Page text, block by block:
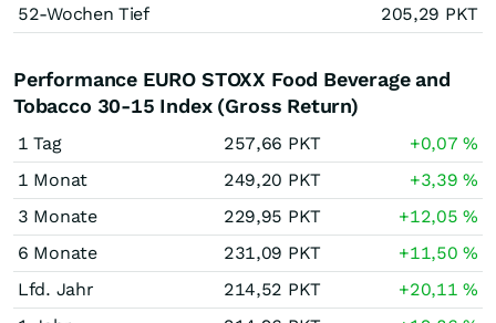
52-Wochen Tief
205,29 PKT
Performance EURO STOXX Food Beverage and
Tobacco 30-15 Index (Gross Return)
1 Tag 257,66 PKT +0,07%
1 Monat
249,20 PKT +3,39%
3 Monate
229,95 PKT +12,05%
6 Monate
231,09 PKT +11,50%
Lfd. Jahr
214,52 PKT +20,11%